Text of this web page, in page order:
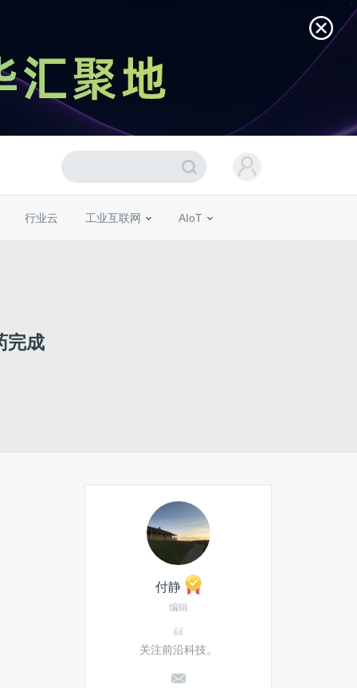
行业云 工业互联网 AIoT
完成
付静
编辑
关注前沿科技。